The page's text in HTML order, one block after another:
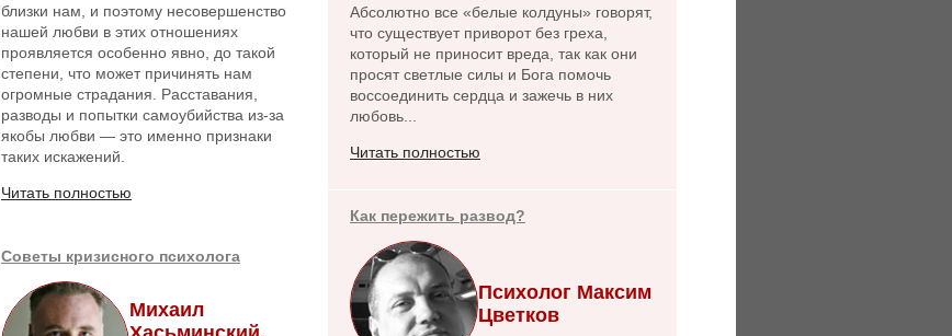
близки нам, и поэтому несовершенство
нашей любви в этих отношениях
проявляется особенно явно, до такой
степени, что может причинять нам
огромные страдания. Расставания,
разводы и попытки самоубийства из-за
якобы любви — это именно признаки
таких искажений.
Читать полностью
Советы кризисного психолога
Михаил
Абсолютно все «белые колдуны» говорят,
что существует приворот без греха,
который не приносит вреда, так как они
просят светлые силы и Бога помочь
воссоединить сердца и зажечь в них
любовь...
Читать полностью
Как пережить развод?
Психолог Максим
Цветков